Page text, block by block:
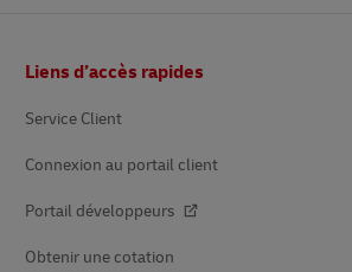
de
Liens d’accès rapides
Service Client
Connexion au portail client
Portail développeurs
Obtenir une cotation